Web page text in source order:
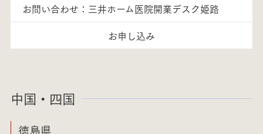
お問い合わせ：三井ホーム医院開業デスク姫路
お申し込み
中国・四国
徳島県